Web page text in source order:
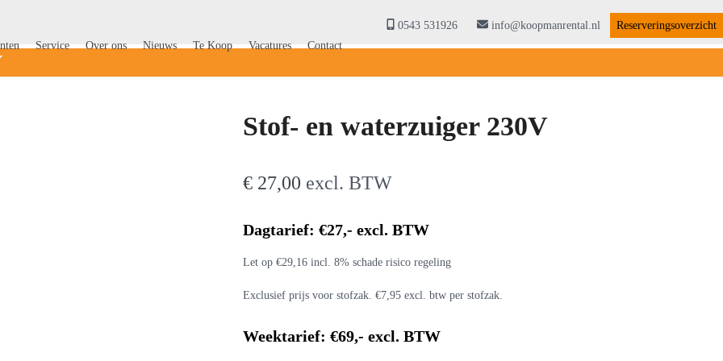
0543 531926 info@koopmanrental.nl
Reserveringsoverzicht
Service Over ons Nieuws Te Koop Vacatures Contact
Stof- en waterzuiger 230V
€27,00 excl. BTW
Dagtarief: €27,- excl. BTW
Let op €29,16 incl. 8% schade risico regeling
Exclusief prijs voor stofzak. €7,95 excl. btw per stofzak.
Weektarief: €69,- excl. BTW